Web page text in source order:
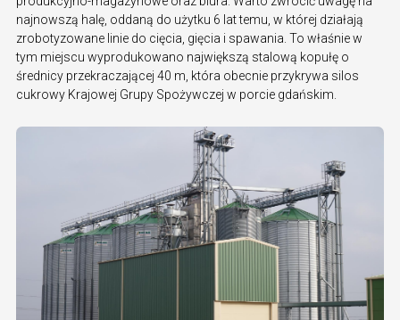
najnowszą halę, oddaną do użytku 6 lat temu, w której działają
zrobotyzowane linie do cięcia, gięcia i spawania. To właśnie w
tym miejscu wyprodukowano największą stalową kopułę o
średnicy przekraczającej 40 m, która obecnie przykrywa silos
cukrowy Krajowej Grupy Spożywczej w porcie gdańskim.